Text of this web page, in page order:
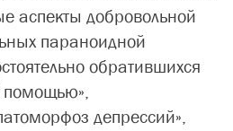
аспекты добровольной
параноидной
обратившихся
помощью»,
депрессий»,